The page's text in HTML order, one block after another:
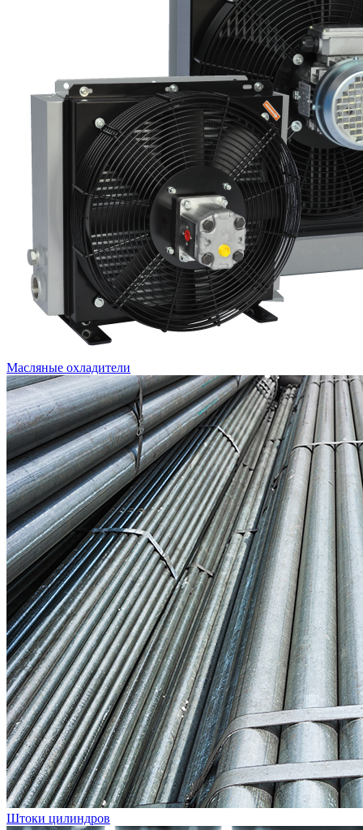
Масляные охладители
Штоки цилиндров